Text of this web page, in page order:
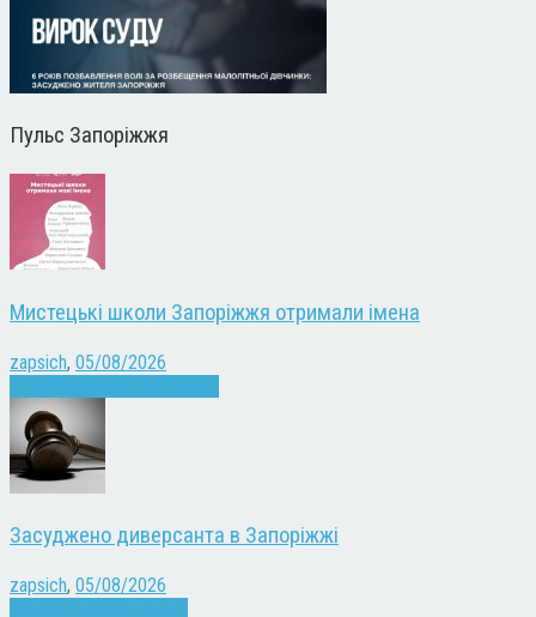
Пульс Запоріжжя
Мистецькі школи Запоріжжя отримали імена
zapsich, 05/08/2026
Засуджено диверсанта в Запоріжжі
zapsich, 05/08/2026